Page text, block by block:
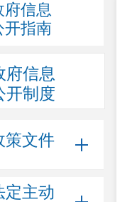
府信息
开指南
府信息
开制度
策文件
定主动